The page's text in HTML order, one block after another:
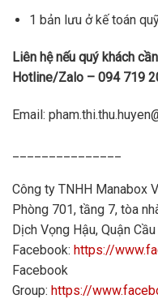
1 bản lưu ở kế toán
Liên hệ nếu quý khách
Hotline/Zalo – 094 719
Email:
Công ty TNHH Manabox
Phòng 701, tầng 7, tòa
Dịch Vọng Hậu, Quận
Facebook: https://
Facebook
Group: https://